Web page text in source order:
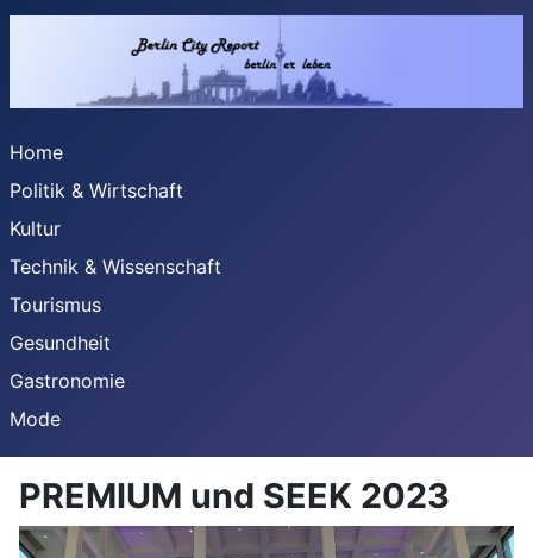
Home
Politik & Wirtschaft
Kultur
Technik & Wissenschaft
Tourismus
Gesundheit
Gastronomie
Mode
PREMIUM und SEEK 2023